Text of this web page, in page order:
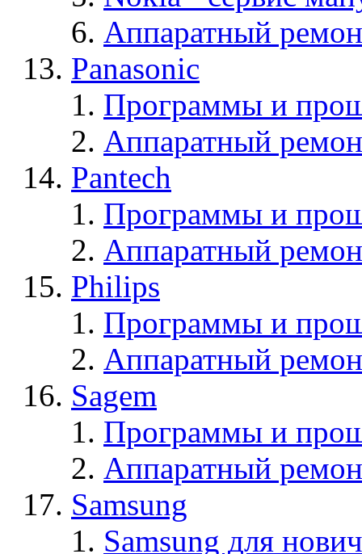
Аппаратный
Panasonic
Программы и
Аппаратный
Pantech
Программы и
Аппаратный
Philips
Программы и
Аппаратный
Sagem
Программы и
Аппаратный
Samsung
Samsung для